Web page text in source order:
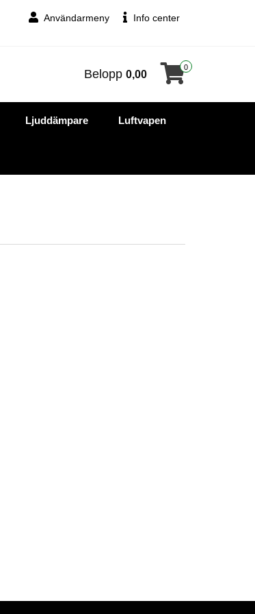
Användarmeny Info center
Belopp 0,00
0
Ljuddämpare Luftvapen